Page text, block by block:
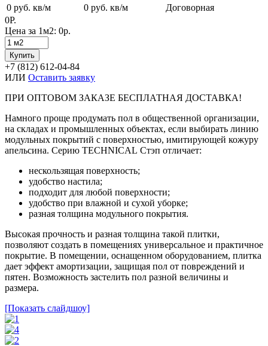
0 руб. кв/м 0 руб. кв/м
Договорная
0Р.
Цена за 1м2: 0р.
Купить
+7 (812) 612-04-84
ИЛИ Оставить заявку
ПРИ ОПТОВОМ ЗАКАЗЕ БЕСПЛАТНАЯ ДОСТАВКА!
Намного проще продумать пол в общественной организации,
на складах и промышленных объектах, если выбирать линию
модульных покрытий с поверхностью, имитирующей кожуру
апельсина. Серию TECHNICAL Стэп отличает:
нескользящая поверхность;
удобство настила;
подходит для любой поверхности;
удобство при влажной и сухой уборке;
разная толщина модульного покрытия.
Высокая прочность и разная толщина такой плитки,
позволяют создать в помещениях универсальное и практичное
покрытие. В помещении, оснащенном оборудованием, плитка
дает эффект амортизации, защищая пол от повреждений и
пятен. Возможность застелить пол разной величины и
размера.
[Показать слайдшоу]